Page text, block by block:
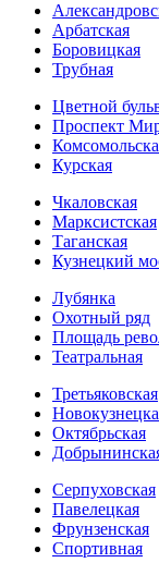
Арбатская
Боровицкая
Трубная
Цветной
Проспект
Курская
Чкаловская
Марксистская
Таганская
Кузнецкий
Лубянка
Охотный ряд
Площадь
Театральная
Третьяковская
Октябрьская
Серпуховская
Павелецкая
Фрунзенская
Спортивная